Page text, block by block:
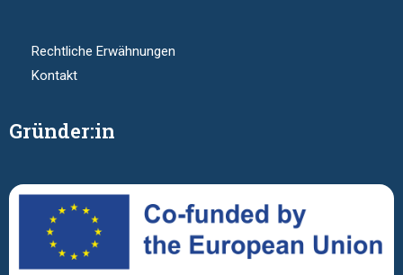
Rechtliche Erwähnungen
Kontakt
Gründer:in